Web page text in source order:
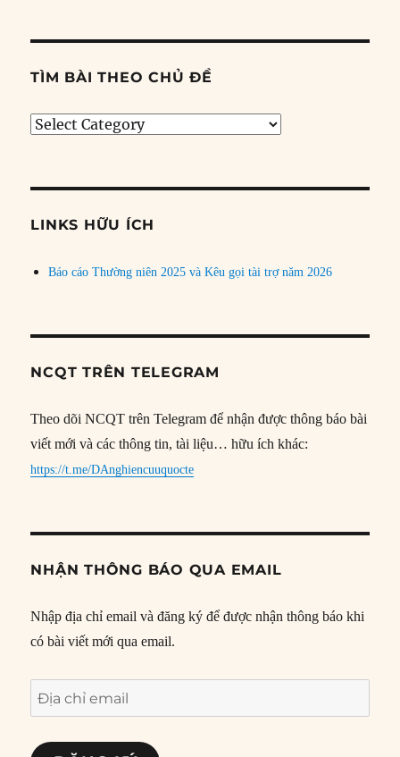
TÌM BÀI THEO CHỦ ĐỀ
Tìm
đề
LINKS HỮU ÍCH
Báo cáo Thường niên 2025 và Kêu gọi tài trợ năm 2026
NCQT TRÊN TELEGRAM
Theo dõi NCQT trên Telegram để nhận được thông báo bài
viết mới và các thông tin, tài liệu… hữu ích khác:
https://t.me/DAnghiencuuquocte
NHẬN THÔNG BÁO QUA EMAIL
Nhập địa chỉ email và đăng ký để được nhận thông báo khi
có bài viết mới qua email.
Địa
chỉ
email